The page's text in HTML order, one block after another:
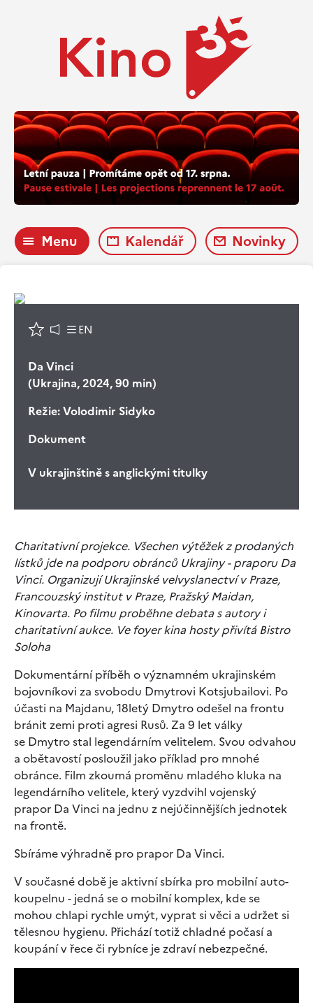
Menu Kalendář Novinky
EN
Da Vinci
(Ukrajina, 2024, 90 min)
Režie:Volodimir Sidyko
Dokument
V ukrajinštině s anglickými titulky
Charitativní projekce. Všechen výtěžek z prodaných
lístků jde na podporu obránců Ukrajiny - praporu Da
Vinci. Organizují Ukrajinské velvyslanectví v Praze,
Francouzský institut v Praze, Pražský Maidan,
Kinovarta. Po filmu proběhne debata s autory i
charitativní aukce. Ve foyer kina hosty přivítá Bistro
Soloha
Dokumentární příběh o významném ukrajinském
bojovníkovi za svobodu Dmytrovi Kotsjubailovi. Po
účasti na Majdanu, 18letý Dmytro odešel na frontu
bránit zemi proti agresi Rusů. Za 9 let války
se Dmytro stal legendárním velitelem. Svou odvahou
a obětavostí posloužil jako příklad pro mnohé
obránce. Film zkoumá proměnu mladého kluka na
legendárního velitele, který vyzdvihl vojenský
prapor Da Vinci na jednu z nejúčinnějších jednotek
na frontě.
Sbíráme výhradně pro prapor Da Vinci.
V současné době je aktivní sbírka pro mobilní auto-
koupelnu - jedná se o mobilní komplex, kde se
mohou chlapi rychle umýt, vyprat si věci a udržet si
tělesnou hygienu. Přichází totiž chladné počasí a
koupání v řece či rybníce je zdraví nebezpečné.